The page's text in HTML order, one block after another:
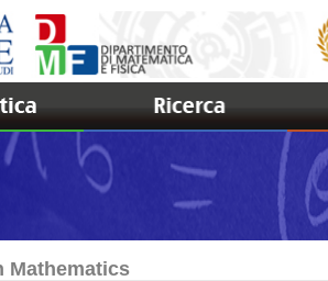
Mathematics